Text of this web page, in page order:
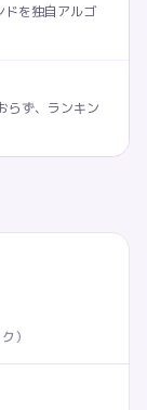
ドを独自アルゴ
らず、ランキン
）